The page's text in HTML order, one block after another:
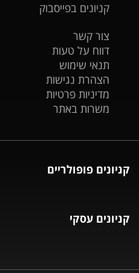
קניונים בפייסבוק
צור קשר
דווח על טעות
תנאי שימוש
הצהרת נגישות
מדיניות פרטיות
משרות באתר
קניונים פופולריים
קניונים עסקי